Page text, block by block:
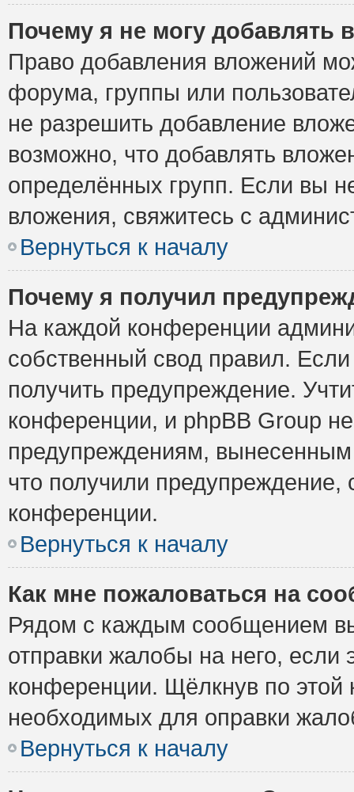
Почему я не могу добавлять
Право добавления вложений
форума, группы или
не разрешить добавление
возможно, что добавлять
определённых групп. Если вы
вложения, свяжитесь с
Вернуться к началу
Почему я получил
На каждой конференции
собственный свод правил.
получить предупреждение.
конференции, и phpBB Group
предупреждениям,
что получили предупреждение,
конференции.
Вернуться к началу
Как мне пожаловаться на
Рядом с каждым сообщением
отправки жалобы на него,
конференции. Щёлкнув по этой
необходимых для оправки
Вернуться к началу